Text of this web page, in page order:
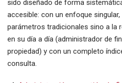
sido diseñado de forma
accesible: con un enfoque
parámetros tradicionales sino a la
en su día a día (administrador de
propiedad) y con un completo
consulta.